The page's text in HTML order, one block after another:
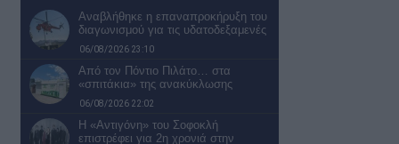
Αναβλήθηκε η επαναπροκήρυξη του
διαγωνισμού για τις υδατοδεξαμενές
06/08/2026 23:10
Από τον Πόντιο Πιλάτο… στα
«σπιτάκια» της ανακύκλωσης
06/08/2026 22:02
Η «Αντιγόνη» του Σοφοκλή
επιστρέφει για 2η χρονιά στην